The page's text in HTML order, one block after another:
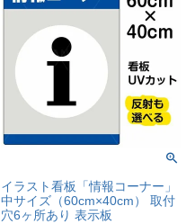
イラスト看板「情報コーナー」
中サイズ（60cm×40cm） 取付
穴6ヶ所あり 表示板